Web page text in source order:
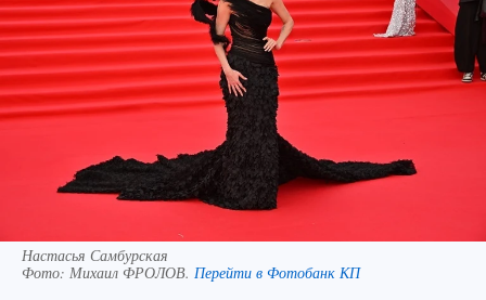
Настасья Самбурская
Фото: Михаил ФРОЛОВ. Перейти в Фотобанк КП